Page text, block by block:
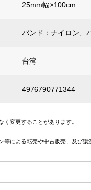
25mm幅×100cm
バンド：ナイロン、
台湾
4976790771344
変更することがあります。
による転売や中古販売、及び